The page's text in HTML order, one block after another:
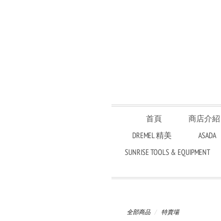
首頁
商店介紹
DREMEL 精美
ASADA
SUNRISE TOOLS & EQUIPMENT
全部商品 特賣場